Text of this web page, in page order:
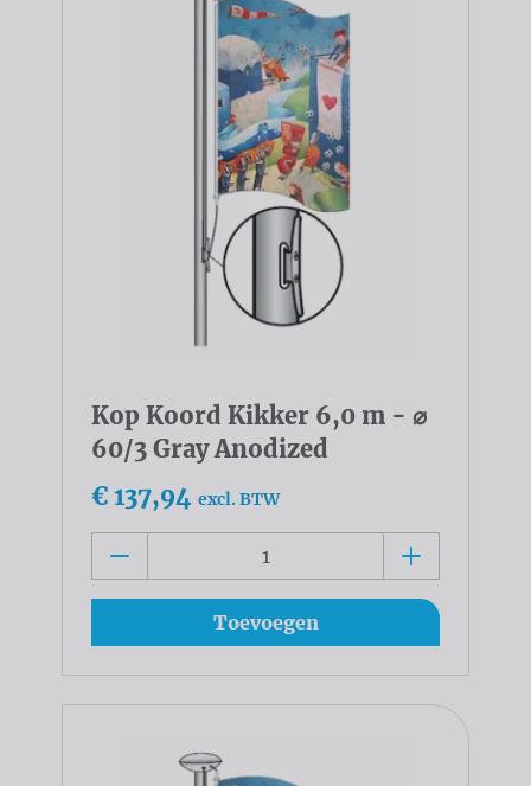
Kop Koord Kikker 6,0 m - ⌀
60/3 Gray Anodized
€ 137,94 excl. BTW
Toevoegen